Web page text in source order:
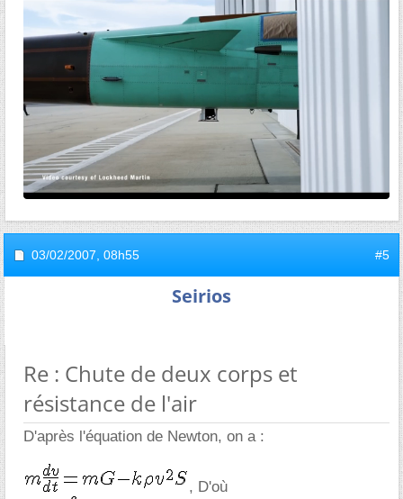
03/02/2007, 08h55 #5
Seirios
Re : Chute de deux corps et
résistance de l'air
D'après l'équation de Newton, on a :
, D'où